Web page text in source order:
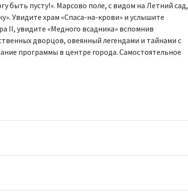
быть пусту!». Марсово поле, с видом на Летний сад,
Увидите храм «Спаса-на-крови» и услышите
II, увидите «Медного всадника» вспомнив
дворцов, овеянный легендами и тайнами с
программы в центре города. Самостоятельное